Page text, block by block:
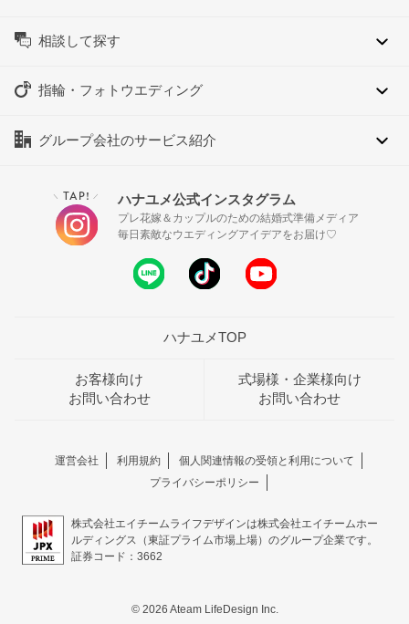
相談して探す
指輪・フォトウエディング
グループ会社のサービス紹介
＼ TAP! ／ ハナユメ公式インスタグラム
プレ花嫁＆カップルのための結婚式準備メディア
毎日素敵なウエディングアイデアをお届け♡
ハナユメTOP
お客様向け
お問い合わせ
式場様・企業様向け
お問い合わせ
運営会社 利用規約
個人関連情報の受領と利用について
プライバシーポリシー
株式会社エイチームライフデザインは株式会社エイチームホー
ルディングス（東証プライム市場上場）のグループ企業です。
証券コード：3662
© 2026 Ateam LifeDesign Inc.